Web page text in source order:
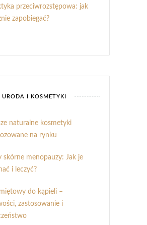
przeciwrozstępowa: jak
zapobiegać?
URODA I KOSMETYKI
naturalne kosmetyki
na rynku
skórne menopauzy: Jak je
i leczyć?
do kąpieli –
zastosowanie i